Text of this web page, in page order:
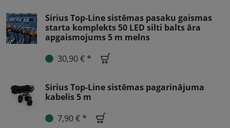
Sirius Top-Line sistēmas pasaku gaismas
starta komplekts 50 LED silti balts āra
apgaismojums 5 m melns
30,90 € *
Sirius Top-Line sistēmas pagarinājuma
kabelis 5 m
7,90 € *